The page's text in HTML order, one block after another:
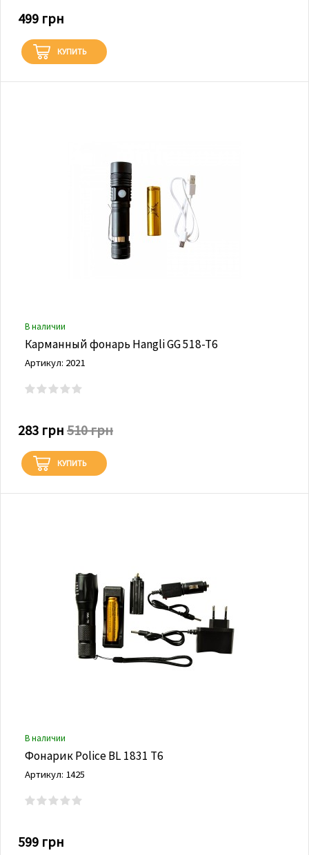
499 грн
КУПИТЬ
В наличии
Карманный фонарь Hangli GG 518-T6
Артикул: 2021
283 грн 510 грн
КУПИТЬ
В наличии
Фонарик Police BL 1831 Т6
Артикул: 1425
599 грн